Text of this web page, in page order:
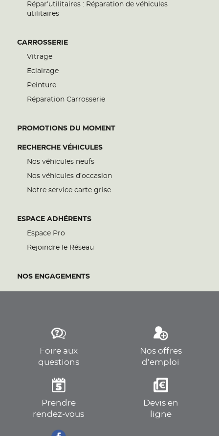
Répar’utilitaires : Réparation de véhicules
utilitaires
CARROSSERIE
Vitrage
Eclairage
Peinture
Réparation Carrosserie
PROMOTIONS DU MOMENT
RECHERCHE VÉHICULES
Nos véhicules neufs
Nos véhicules d’occasion
Notre service carte grise
ESPACE ADHÉRENTS
Espace Pro
Rejoindre le Réseau
NOS ENGAGEMENTS
Foire aux
questions
Nos offres
d’emploi
Prendre
rendez-vous
Devis en
ligne